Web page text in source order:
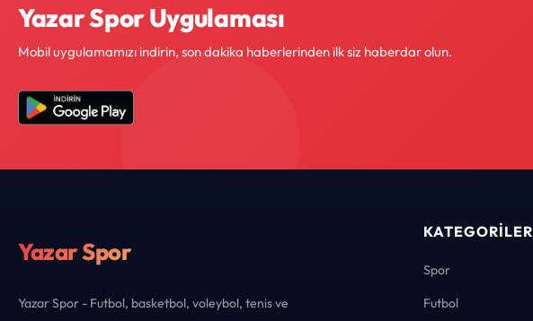
Yazar Spor Uygulaması
Mobil uygulamamızı indirin, son dakika haberlerinden ilk siz haberdar olun.
Yazar Spor
Yazar Spor - Futbol, basketbol, voleybol, tenis ve
KATEGORILER
Spor
Futbol